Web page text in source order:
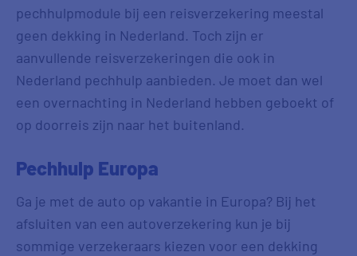
pechhulpmodule bij een reisverzekering meestal
geen dekking in Nederland. Toch zijn er
aanvullende reisverzekeringen die ook in
Nederland pechhulp aanbieden. Je moet dan wel
een overnachting in Nederland hebben geboekt of
op doorreis zijn naar het buitenland.
Pechhulp Europa
Ga je met de auto op vakantie in Europa? Bij het
afsluiten van een autoverzekering kun je bij
sommige verzekeraars kiezen voor een dekking